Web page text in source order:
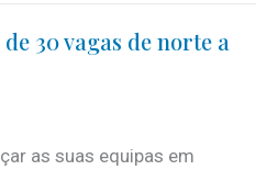
30 vagas de norte a
as suas equipas em